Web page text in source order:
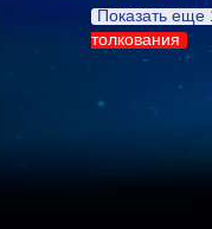
Показать еще
толкования